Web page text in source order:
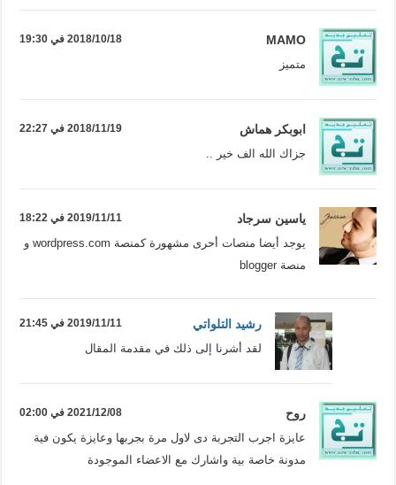
MAMO 2018/10/18 في 19:30
متميز
ابوبكر هماش 2018/11/19 في 22:27
جزاك الله الف خير ..
ياسين سرجاد 2019/11/11 في 18:22
يوجد أيضا منصات أحرى مشهورة كمنصة wordpress.com و
منصة blogger
رشيد التلواتي 2019/11/11 في 21:45
لقد أشرنا إلى ذلك في مقدمة المقال
روح 2021/12/08 في 02:00
عايزة اجرب التجربة دى لاول مرة بجربها وعايزة يكون فية
مدونة خاصة بية واشارك مع الاعضاء الموجودة